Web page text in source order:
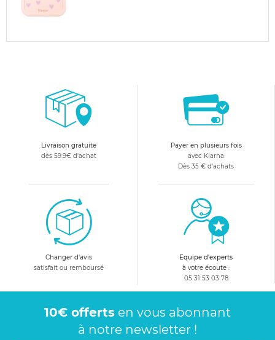
Livraison gratuite
dès 59.9€ d'achat
Payer en plusieurs fois
avec Klarna
Dès 35 € d'achats
Changer d'avis
satisfait ou remboursé
Equipe d'experts
à votre écoute :
05 31 53 03 78
10€ offerts en vous abonnant
à notre newsletter !